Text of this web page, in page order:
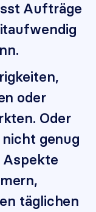
Aufträge
oder
Oder
genug
Aspekte
täglichen